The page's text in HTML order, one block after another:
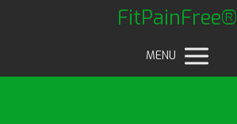
FitPainFree®
MENU